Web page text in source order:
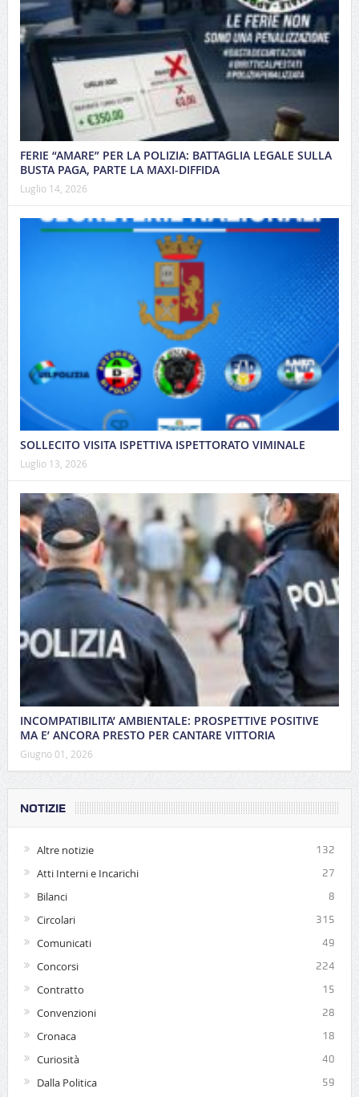
FERIE “AMARE” PER LA POLIZIA: BATTAGLIA LEGALE SULLA
BUSTA PAGA, PARTE LA MAXI-DIFFIDA
Luglio 14, 2026
SOLLECITO VISITA ISPETTIVA ISPETTORATO VIMINALE
Luglio 13, 2026
INCOMPATIBILITA’ AMBIENTALE: PROSPETTIVE POSITIVE
MA E’ ANCORA PRESTO PER CANTARE VITTORIA
Giugno 01, 2026
NOTIZIE
Altre notizie 132
Atti Interni e Incarichi 27
Bilanci 8
Circolari 315
Comunicati 49
Concorsi 224
Contratto 15
Convenzioni 28
Cronaca 18
Curiosità 40
Dalla Politica 59